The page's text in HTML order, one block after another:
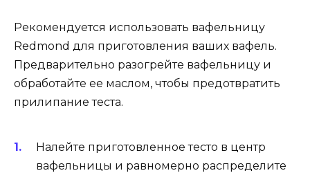
Рекомендуется использовать вафельницу
Redmond для приготовления ваших вафель.
Предварительно разогрейте вафельницу и
обработайте ее маслом, чтобы предотвратить
прилипание теста.
Налейте приготовленное тесто в центр
вафельницы и равномерно распределите